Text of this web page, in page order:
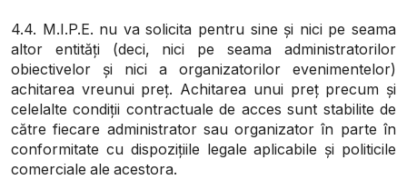
4.4. M.I.P.E. nu va solicita pentru sine și nici pe seama
altor entități (deci, nici pe seama administratorilor
obiectivelor și nici a organizatorilor evenimentelor)
achitarea vreunui preț. Achitarea unui preț precum și
celelalte condiții contractuale de acces sunt stabilite de
către fiecare administrator sau organizator în parte în
conformitate cu dispozițiile legale aplicabile și politicile
comerciale ale acestora.